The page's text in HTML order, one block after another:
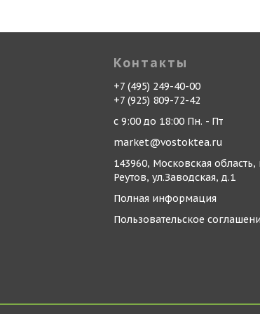
Контакты
+7 (495) 249-40-00
+7 (925) 809-72-42
с 9:00 до 18:00 Пн. - Пт
market@vostoktea.ru
143960, Московская область,
Реутов, ул.Заводская, д.1
Полная информация
Пользовательское